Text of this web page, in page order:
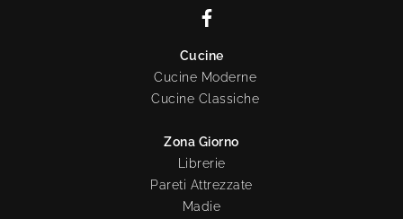
Cucine
Cucine Moderne
Cucine Classiche
Zona Giorno
Librerie
Pareti Attrezzate
Madie